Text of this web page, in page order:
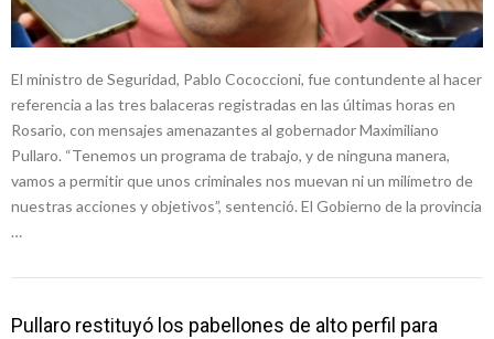
El ministro de Seguridad, Pablo Cococcioni, fue contundente al hacer
referencia a las tres balaceras registradas en las últimas horas en
Rosario, con mensajes amenazantes al gobernador Maximiliano
Pullaro. “Tenemos un programa de trabajo, y de ninguna manera,
vamos a permitir que unos criminales nos muevan ni un milímetro de
nuestras acciones y objetivos”, sentenció. El Gobierno de la provincia
…
Pullaro restituyó los pabellones de alto perfil para